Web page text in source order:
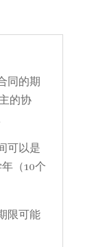
同的期
的协
可以是
（10个
限可能